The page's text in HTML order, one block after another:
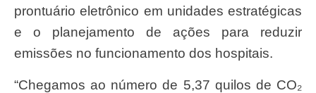
prontuário eletrônico em unidades estratégicas
e o planejamento de ações para reduzir
emissões no funcionamento dos hospitais.
“Chegamos ao número de 5,37 quilos de CO₂